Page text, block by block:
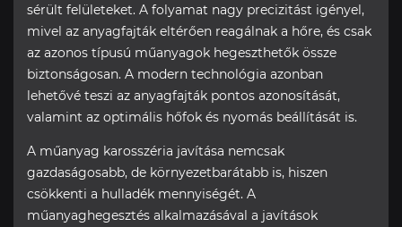
sérült felületeket. A folyamat nagy precizitást igényel,
mivel az anyagfajták eltérően reagálnak a hőre, és csak
az azonos típusú műanyagok hegeszthetők össze
biztonságosan. A modern technológia azonban
lehetővé teszi az anyagfajták pontos azonosítását,
valamint az optimális hőfok és nyomás beállítását is.
A műanyag karosszéria javítása nemcsak
gazdaságosabb, de környezetbarátabb is, hiszen
csökkenti a hulladék mennyiségét. A
műanyaghegesztés alkalmazásával a javítások